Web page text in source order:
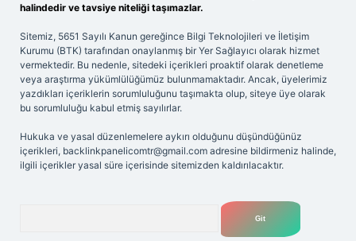
halindedir ve tavsiye niteliği taşımazlar.
Sitemiz, 5651 Sayılı Kanun gereğince Bilgi Teknolojileri ve İletişim
Kurumu (BTK) tarafından onaylanmış bir Yer Sağlayıcı olarak hizmet
vermektedir. Bu nedenle, sitedeki içerikleri proaktif olarak denetleme
veya araştırma yükümlülüğümüz bulunmamaktadır. Ancak, üyelerimiz
yazdıkları içeriklerin sorumluluğunu taşımakta olup, siteye üye olarak
bu sorumluluğu kabul etmiş sayılırlar.
Hukuka ve yasal düzenlemelere aykırı olduğunu düşündüğünüz
içerikleri, backlinkpanelicomtr@gmail.com adresine bildirmeniz halinde,
ilgili içerikler yasal süre içerisinde sitemizden kaldırılacaktır.